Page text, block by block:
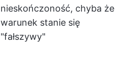
nieskończoność, chyba że
warunek stanie się
"fałszywy"